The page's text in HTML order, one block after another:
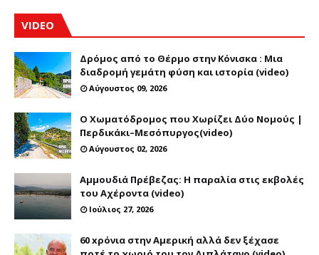
VIDEO
Δρόμος από το Θέρμο στην Κόνισκα : Μια
διαδρομή γεμάτη φύση και ιστορία (video)
Αύγουστος 09, 2026
Ο Χωματόδρομος που Χωρίζει Δύο Νομούς |
Περδικάκι–Μεσόπυργος(video)
Αύγουστος 02, 2026
Αμμουδιά Πρέβεζας: Η παραλία στις εκβολές
του Αχέροντα (video)
Ιούλιος 27, 2026
60 xρόνια στην Αμερική αλλά δεν ξέχασε